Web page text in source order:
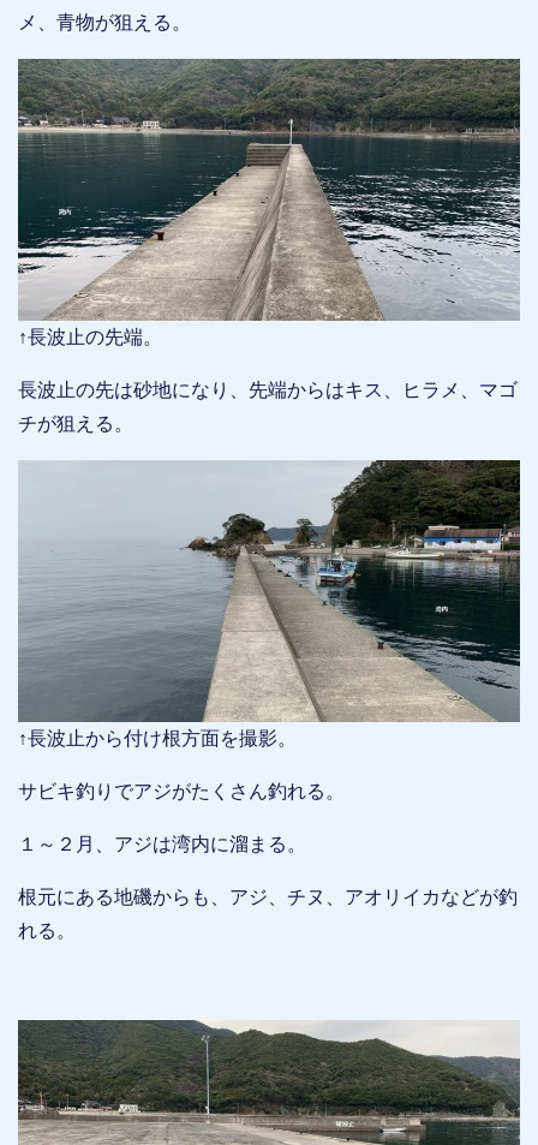
メ、青物が狙える。
↑長波止の先端。
長波止の先は砂地になり、先端からはキス、ヒラメ、マゴ
チが狙える。
↑長波止から付け根方面を撮影。
サビキ釣りでアジがたくさん釣れる。
１～２月、アジは湾内に溜まる。
根元にある地磯からも、アジ、チヌ、アオリイカなどが釣
れる。